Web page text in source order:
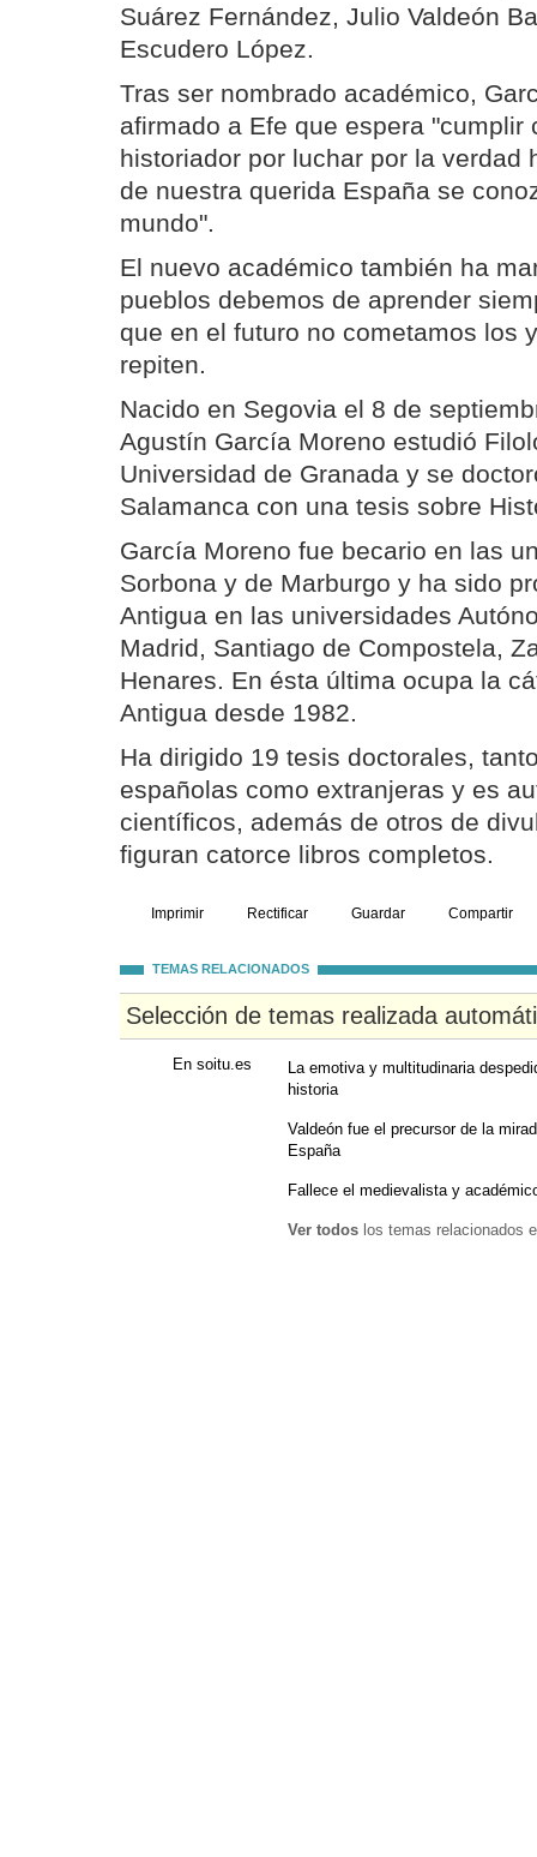
Suárez Fernández, Julio Valdeón
Escudero López.
Tras ser nombrado académico,
afirmado a Efe que espera "cumplir
historiador por luchar por la verdad
de nuestra querida España se
mundo".
El nuevo académico también ha
pueblos debemos de aprender
que en el futuro no cometamos los
repiten.
Nacido en Segovia el 8 de
Agustín García Moreno estudió
Universidad de Granada y se
Salamanca con una tesis sobre
García Moreno fue becario en las
Sorbona y de Marburgo y ha sido
Antigua en las universidades
Madrid, Santiago de Compostela,
Henares. En ésta última ocupa la
Antigua desde 1982.
Ha dirigido 19 tesis doctorales,
españolas como extranjeras y es
científicos, además de otros de
figuran catorce libros completos.
Imprimir Rectificar Guardar Compartir
TEMAS RELACIONADOS
Selección de temas realizada
En soitu.es
La emotiva y multitudinaria
historia
Valdeón fue el precursor de la
España
Fallece el medievalista y
Ver todos los temas relacionados